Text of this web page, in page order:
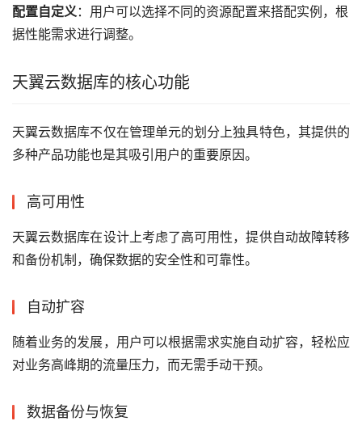
配置自定义：用户可以选择不同的资源配置来搭配实例，根
据性能需求进行调整。
天翼云数据库的核心功能
天翼云数据库不仅在管理单元的划分上独具特色，其提供的
多种产品功能也是其吸引用户的重要原因。
高可用性
天翼云数据库在设计上考虑了高可用性，提供自动故障转移
和备份机制，确保数据的安全性和可靠性。
自动扩容
随着业务的发展，用户可以根据需求实施自动扩容，轻松应
对业务高峰期的流量压力，而无需手动干预。
数据备份与恢复